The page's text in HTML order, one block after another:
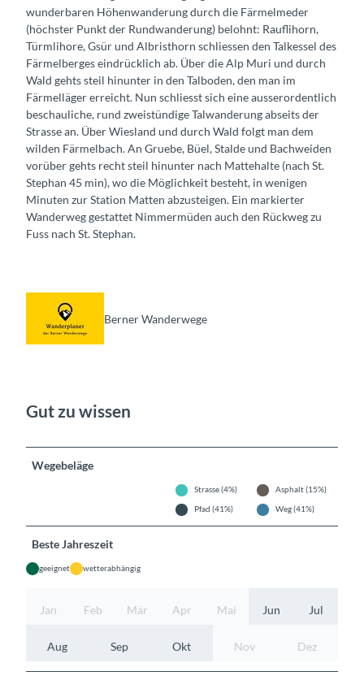
wunderbaren Höhenwanderung durch die Färmelmeder
(höchster Punkt der Rundwanderung) belohnt: Rauflihorn,
Türmlihore, Gsür und Albristhorn schliessen den Talkessel des
Färmelberges eindrücklich ab. Über die Alp Muri und durch
Wald gehts steil hinunter in den Talboden, den man im
Färmelläger erreicht. Nun schliesst sich eine ausserordentlich
beschauliche, rund zweistündige Talwanderung abseits der
Strasse an. Über Wiesland und durch Wald folgt man dem
wilden Färmelbach. An Gruebe, Büel, Stalde und Bachweiden
vorüber gehts recht steil hinunter nach Mattehalte (nach St.
Stephan 45 min), wo die Möglichkeit besteht, in wenigen
Minuten zur Station Matten abzusteigen. Ein markierter
Wanderweg gestattet Nimmermüden auch den Rückweg zu
Fuss nach St. Stephan.
Berner Wanderwege
Gut zu wissen
Wegebeläge
Strasse (4%)
Asphalt (15%)
Pfad (41%)
Weg (41%)
Beste Jahreszeit
geeignet wetterabhängig
Jan Feb Mär Apr Mai Jun Jul
Aug Sep Okt Nov Dez